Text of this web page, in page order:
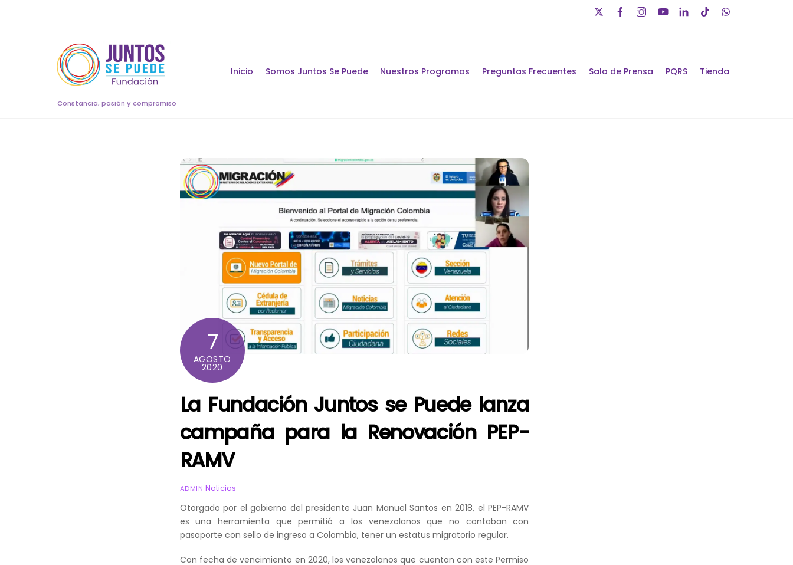
Constancia, pasión y compromiso
Inicio Somos Juntos Se Puede Nuestros Programas Preguntas Frecuentes Sala de Prensa PQRS Tienda
7
AGOSTO
2020
La Fundación Juntos se Puede lanza
campaña para la Renovación PEP-
RAMV
ADMIN Noticias
Otorgado por el gobierno del presidente Juan Manuel Santos en 2018, el PEP-RAMV
es una herramienta que permitió a los venezolanos que no contaban con
pasaporte con sello de ingreso a Colombia, tener un estatus migratorio regular.
Con fecha de vencimiento en 2020, los venezolanos que cuentan con este Permiso